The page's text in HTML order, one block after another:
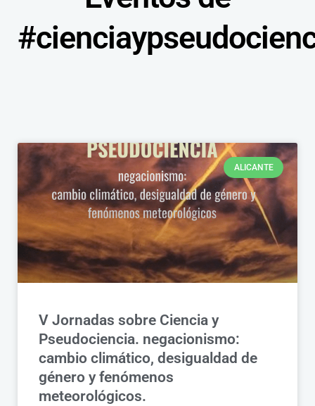
ALICANTE
V Jornadas sobre Ciencia y
Pseudociencia. negacionismo:
cambio climático, desigualdad de
género y fenómenos
meteorológicos.